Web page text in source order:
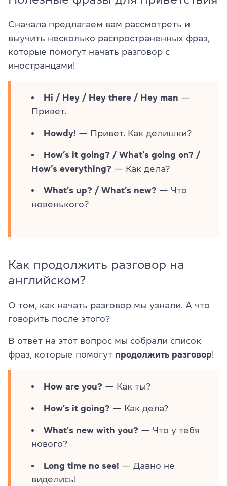
Сначала предлагаем вам рассмотреть и
выучить несколько распространенных фраз,
которые помогут начать разговор с
иностранцами!
Hi / Hey / Hey there / Hey man —
Привет.
Howdy! — Привет. Как делишки?
How’s it going? / What’s going on? /
How’s everything? — Как дела?
What’s up? / What’s new? — Что
новенького?
Как продолжить разговор на
английском?
О том, как начать разговор мы узнали. А что
говорить после этого?
В ответ на этот вопрос мы собрали список
фраз, которые помогут продолжить разговор!
How are you? — Как ты?
How’s it going? — Как дела?
What's new with you? — Что у тебя
нового?
Long time no see! — Давно не
виделись!